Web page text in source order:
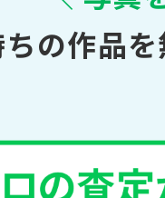
の作品